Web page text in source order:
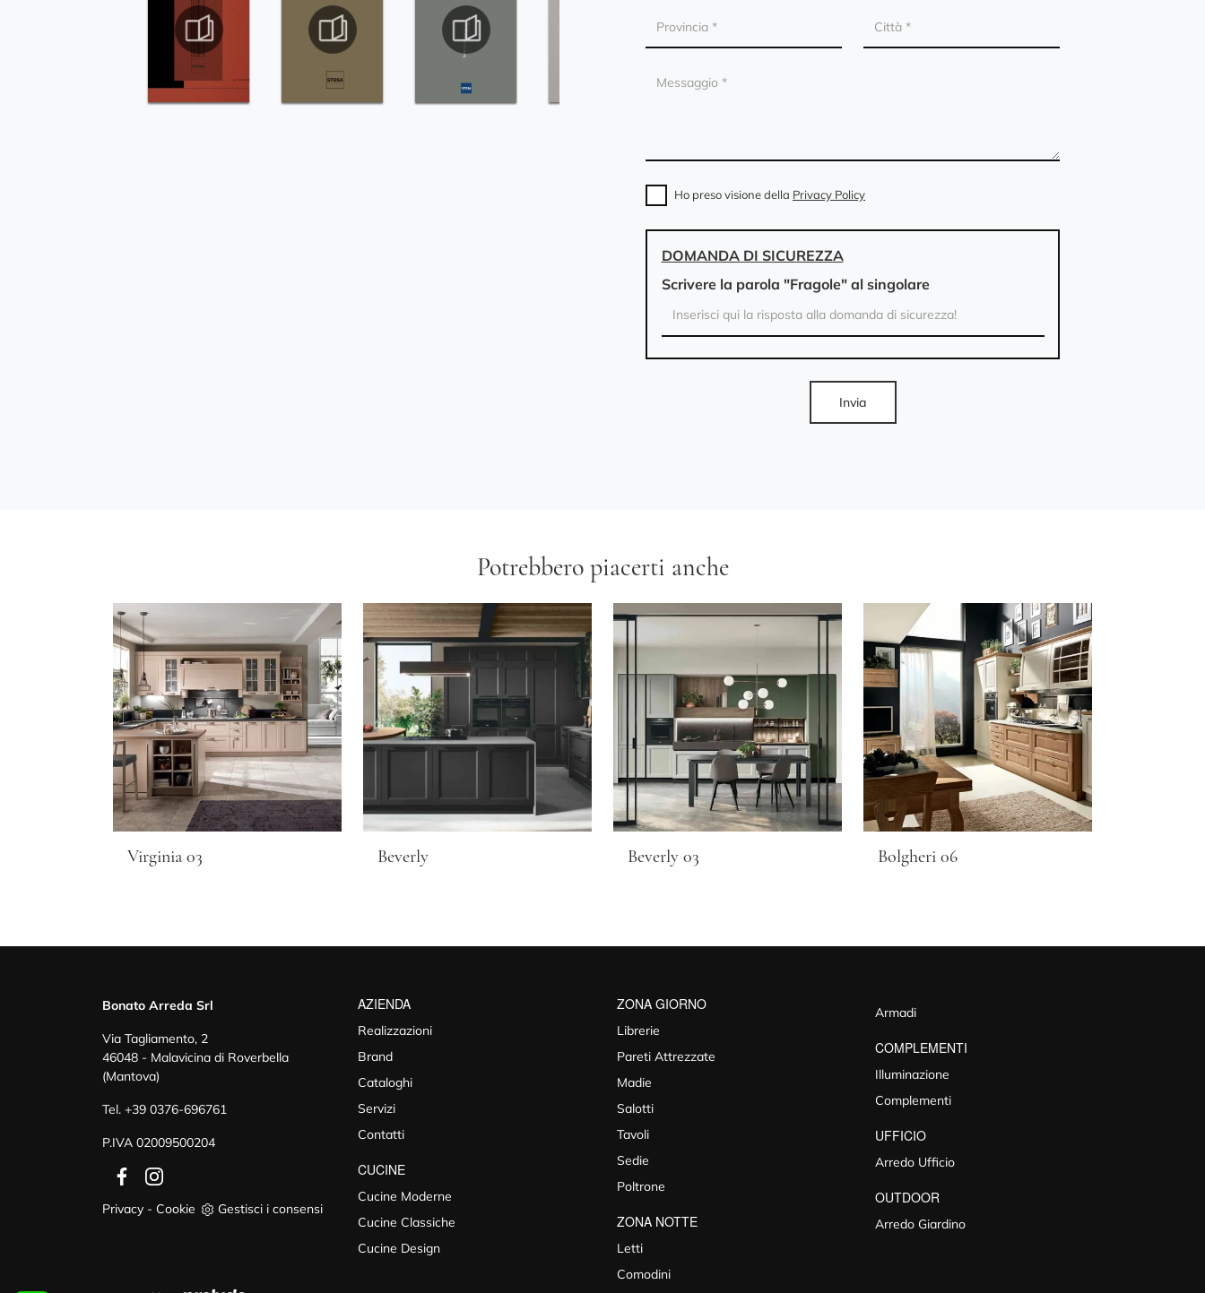
Ho preso visione della Privacy Policy
DOMANDA DI SICUREZZA
Scrivere la parola "Fragole" al singolare
Invia
Potrebbero piacerti anche
Virginia 03 Beverly Beverly 03 Bolgheri 06
Bonato Arreda Srl
Via Tagliamento, 2
46048 - Malavicina di Roverbella
(Mantova)
Tel. +39 0376-696761
P.IVA 02009500204
Privacy - Cookie Gestisci i consensi
AZIENDA
Realizzazioni
Brand
Cataloghi
Servizi
Contatti
CUCINE
Cucine Moderne
Cucine Classiche
Cucine Design
ZONA GIORNO
Librerie
Pareti Attrezzate
Madie
Salotti
Tavoli
Sedie
Poltrone
ZONA NOTTE
Letti
Comodini
Armadi
COMPLEMENTI
Illuminazione
Complementi
UFFICIO
Arredo Ufficio
OUTDOOR
Arredo Giardino